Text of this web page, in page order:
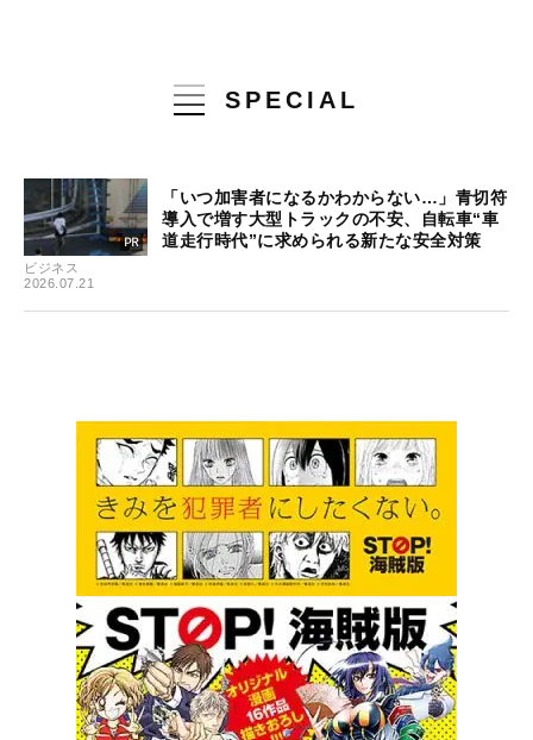
SPECIAL
ビジネス
2026.07.21
「いつ加害者になるかわからない…」青切符
導入で増す大型トラックの不安、自転車“車
道走行時代”に求められる新たな安全対策